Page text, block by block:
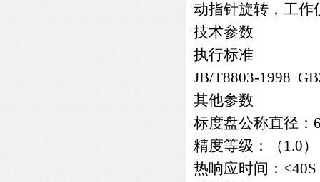
动指针旋转，工作
技术参数
执行标准
JB/T8803-1998
其他参数
标度盘公称直径：
精度等级：（1.0
热响应时间：≤40S